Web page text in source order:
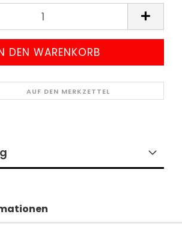
AUF DEN MERKZETTEL